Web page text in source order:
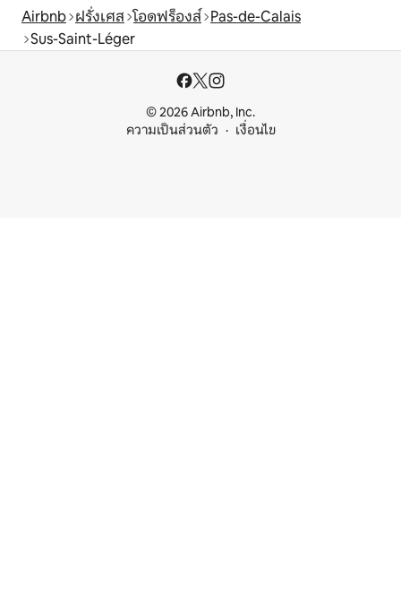
Airbnb ฝรั่งเศส โอดฟร็องส์ Pas-de-Calais
Sus-Saint-Léger
© 2026 Airbnb, Inc.
ความเป็นส่วนตัว
เงื่อนไข